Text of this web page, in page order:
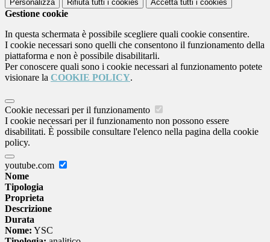
Personalizza Rifiuta tutti i cookies Accetta tutti i cookies
Gestione cookie
In questa schermata è possibile scegliere quali cookie consentire.
I cookie necessari sono quelli che consentono il funzionamento della
piattaforma e non è possibile disabilitarli.
Per conoscere quali sono i cookie necessari al funzionamento potete
visionare la COOKIE POLICY.
Cookie necessari per il funzionamento
I cookie necessari per il funzionamento non possono essere
disabilitati. È possibile consultare l'elenco nella pagina della cookie
policy.
youtube.com
Nome
Tipologia
Proprieta
Descrizione
Durata
Nome: YSC